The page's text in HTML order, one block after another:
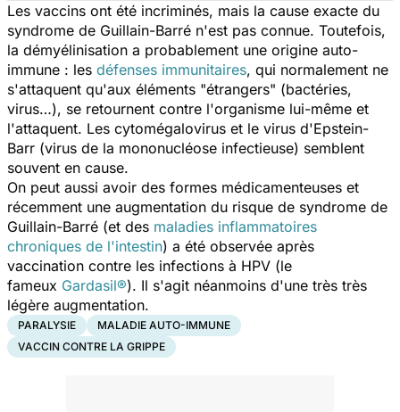
Les vaccins ont été incriminés, mais la cause exacte du
syndrome de Guillain-Barré n'est pas connue. Toutefois,
la démyélinisation a probablement une origine auto-
immune : les défenses immunitaires, qui normalement ne
s'attaquent qu'aux éléments "étrangers" (bactéries,
virus…), se retournent contre l'organisme lui-même et
l'attaquent. Les cytomégalovirus et le virus d'Epstein-
Barr (virus de la mononucléose infectieuse) semblent
souvent en cause.
On peut aussi avoir des formes médicamenteuses et
récemment une augmentation du risque de syndrome de
Guillain-Barré (et des maladies inflammatoires
chroniques de l'intestin) a été observée après
vaccination contre les infections à HPV (le
fameux Gardasil®). Il s'agit néanmoins d'une très très
légère augmentation.
PARALYSIE
MALADIE AUTO-IMMUNE
VACCIN CONTRE LA GRIPPE